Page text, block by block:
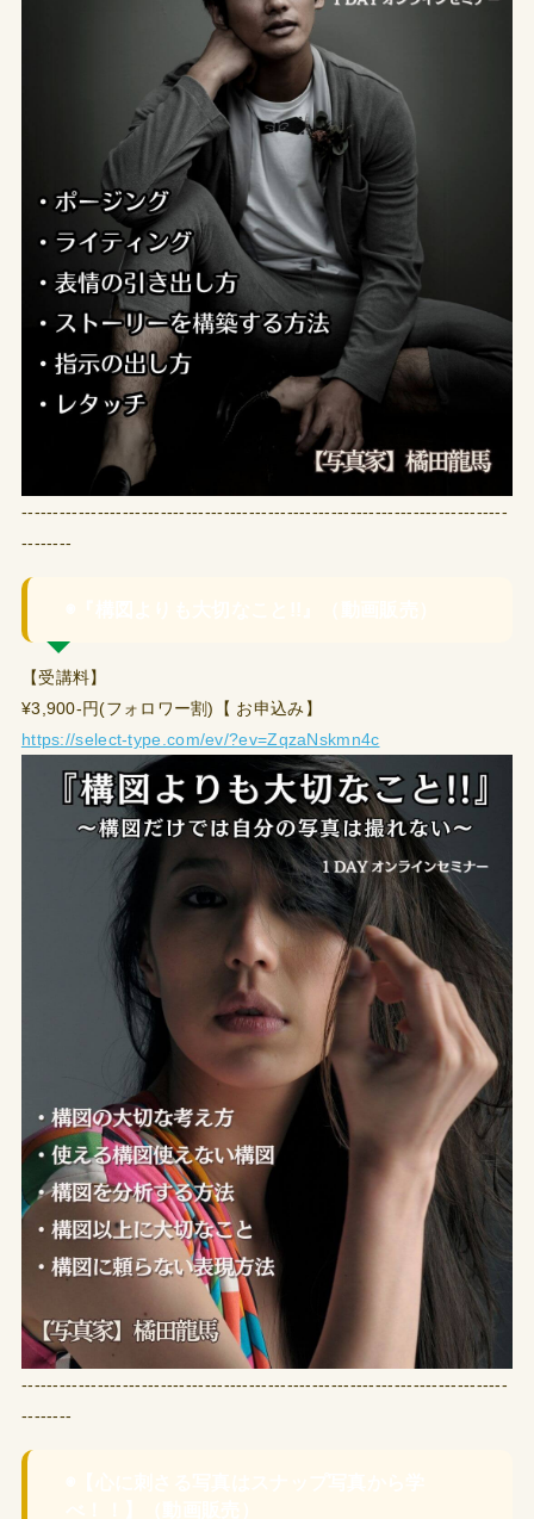
-----------------------------------------------------------------------------
--------
【受講料】
¥3,900-円(フォロワー割)【 お申込み】
https://select-type.com/ev/?ev=ZqzaNskmn4c
-----------------------------------------------------------------------------
--------